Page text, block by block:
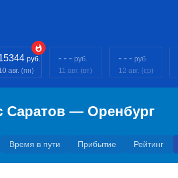
руб.
авг. (пн)
- - - руб.
11 авг. (вт)
- - - руб.
12 авг. (ср)
Саратов — Оренбург
Время в пути Прибытие Рейтинг